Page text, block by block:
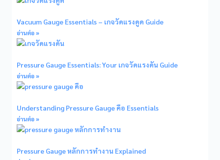
Vacuum Gauge Essentials – เกจวัดแรงดูด Guide
อ่านต่อ »
Pressure Gauge Essentials: Your เกจวัดแรงดัน Guide
อ่านต่อ »
Understanding Pressure Gauge คือ Essentials
อ่านต่อ »
Pressure Gauge หลักการทํางาน Explained